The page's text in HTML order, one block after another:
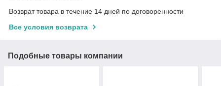
Возврат товара в течение 14 дней по договоренности
Все условия возврата
Подобные товары компании